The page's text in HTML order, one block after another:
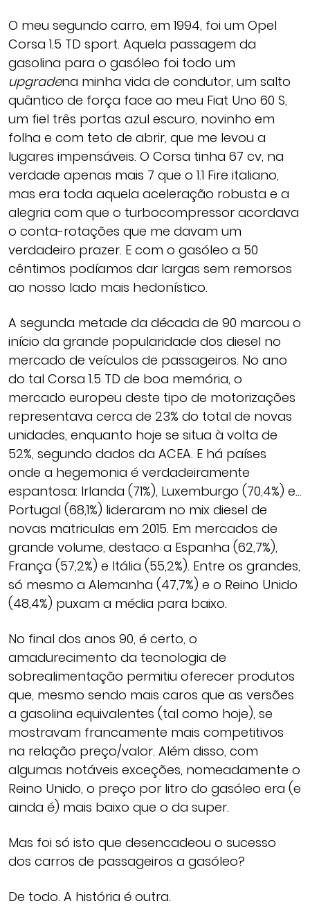
O meu segundo carro, em 1994, foi um Opel
Corsa 1.5 TD sport. Aquela passagem da
gasolina para o gasóleo foi todo um
upgradena minha vida de condutor, um salto
quântico de força face ao meu Fiat Uno 60 S,
um fiel três portas azul escuro, novinho em
folha e com teto de abrir, que me levou a
lugares impensáveis. O Corsa tinha 67 cv, na
verdade apenas mais 7 que o 1.1 Fire italiano,
mas era toda aquela aceleração robusta e a
alegria com que o turbocompressor acordava
o conta-rotações que me davam um
verdadeiro prazer. E com o gasóleo a 50
cêntimos podíamos dar largas sem remorsos
ao nosso lado mais hedonístico.
A segunda metade da década de 90 marcou o
início da grande popularidade dos diesel no
mercado de veículos de passageiros. No ano
do tal Corsa 1.5 TD de boa memória, o
mercado europeu deste tipo de motorizações
representava cerca de 23% do total de novas
unidades, enquanto hoje se situa à volta de
52%, segundo dados da ACEA. E há países
onde a hegemonia é verdadeiramente
espantosa: Irlanda (71%), Luxemburgo (70,4%) e…
Portugal (68,1%) lideraram no mix diesel de
novas matriculas em 2015. Em mercados de
grande volume, destaco a Espanha (62,7%),
França (57,2%) e Itália (55,2%). Entre os grandes,
só mesmo a Alemanha (47,7%) e o Reino Unido
(48,4%) puxam a média para baixo.
No final dos anos 90, é certo, o
amadurecimento da tecnologia de
sobrealimentação permitiu oferecer produtos
que, mesmo sendo mais caros que as versões
a gasolina equivalentes (tal como hoje), se
mostravam francamente mais competitivos
na relação preço/valor. Além disso, com
algumas notáveis exceções, nomeadamente o
Reino Unido, o preço por litro do gasóleo era (e
ainda é) mais baixo que o da super.
Mas foi só isto que desencadeou o sucesso
dos carros de passageiros a gasóleo?
De todo. A história é outra.